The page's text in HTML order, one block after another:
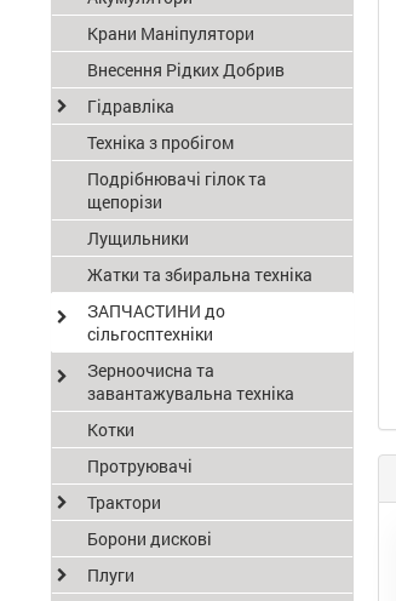
Крани Маніпулятори
Внесення Рідких Добрив
Гідравліка
Техніка з пробігом
Подрібнювачі гілок та
щепорізи
Лущильники
Жатки та збиральна техніка
ЗАПЧАСТИНИ до
сільгосптехніки
Зерноочисна та
завантажувальна техніка
Котки
Протруювачі
Трактори
Борони дискові
Плуги